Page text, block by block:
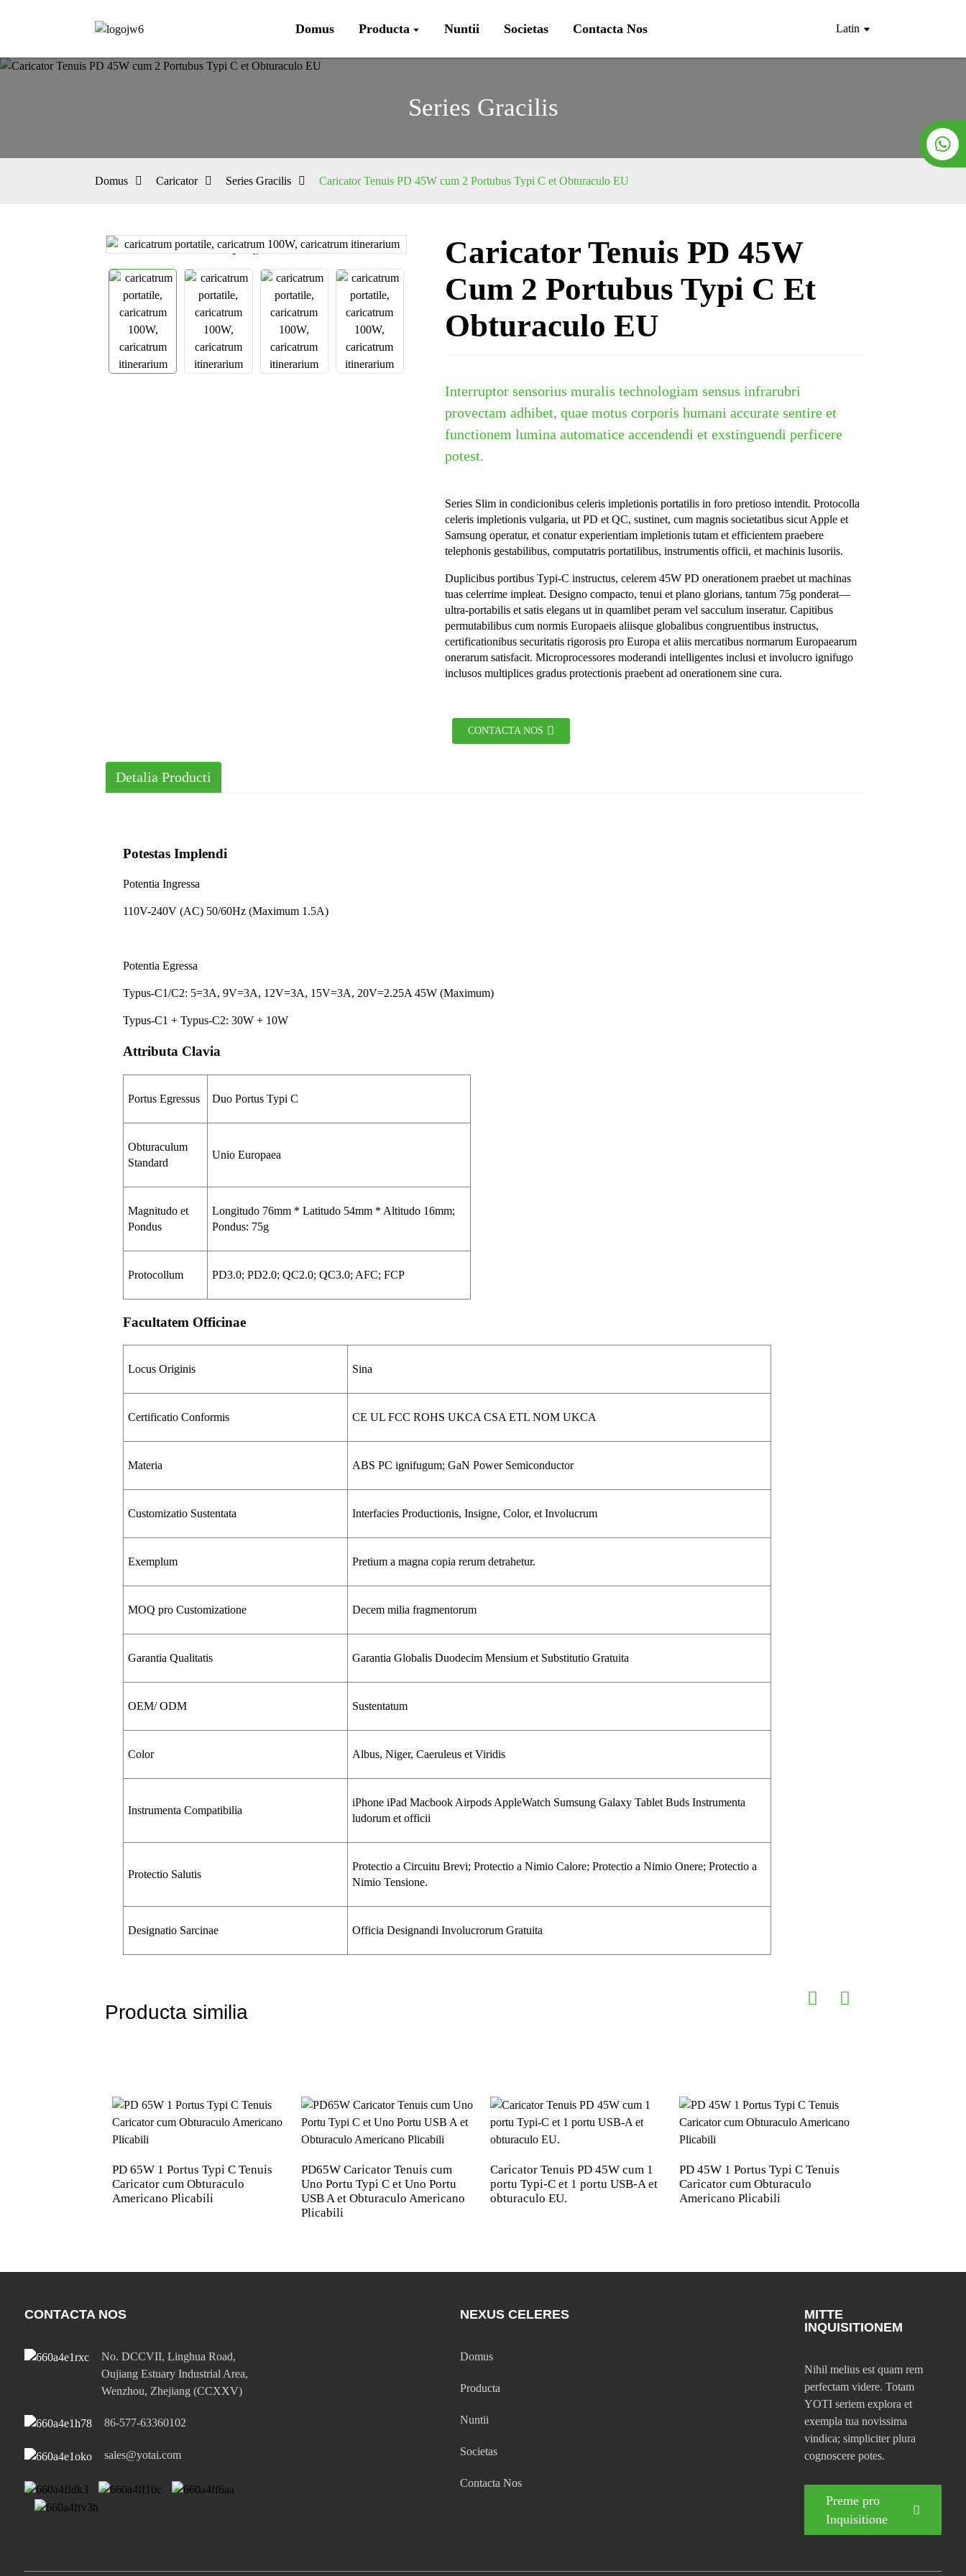
Domus Producta Nuntii Societas Contacta Nos Latin
Series Gracilis
Domus Caricator Series Gracilis Caricator Tenuis PD 45W cum 2 Portubus Typi C et Obturaculo EU
Loading...
Loading... Loading...
Loading...
Caricator Tenuis PD 45W
Cum 2 Portubus Typi C Et
Obturaculo EU
Interruptor sensorius muralis technologiam sensus infrarubri
provectam adhibet, quae motus corporis humani accurate sentire et
functionem lumina automatice accendendi et exstinguendi perficere
potest.
Series Slim in condicionibus celeris impletionis portatilis in foro pretioso intendit. Protocolla
celeris impletionis vulgaria, ut PD et QC, sustinet, cum magnis societatibus sicut Apple et
Samsung operatur, et conatur experientiam impletionis tutam et efficientem praebere
telephonis gestabilibus, computatris portatilibus, instrumentis officii, et machinis lusoriis.
Duplicibus portibus Typi-C instructus, celerem 45W PD onerationem praebet ut machinas
tuas celerrime impleat. Designo compacto, tenui et plano glorians, tantum 75g ponderat—
ultra-portabilis et satis elegans ut in quamlibet peram vel sacculum inseratur. Capitibus
permutabilibus cum normis Europaeis aliisque globalibus congruentibus instructus,
certificationibus securitatis rigorosis pro Europa et aliis mercatibus normarum Europaearum
onerarum satisfacit. Microprocessores moderandi intelligentes inclusi et involucro ignifugo
inclusos multiplices gradus protectionis praebent ad onerationem sine cura.
CONTACTA NOS
Detalia Producti
Potestas Implendi
Potentia Ingressa
110V-240V (AC) 50/60Hz (Maximum 1.5A)
Potentia Egressa
Typus-C1/C2: 5=3A, 9V=3A, 12V=3A, 15V=3A, 20V=2.25A 45W (Maximum)
Typus-C1 + Typus-C2: 30W + 10W
Attributa Clavia
Portus Egressus Duo Portus Typi C
Obturaculum
Standard
Unio Europaea
Magnitudo et
Pondus
Longitudo 76mm * Latitudo 54mm * Altitudo 16mm;
Pondus: 75g
Protocollum PD3.0; PD2.0; QC2.0; QC3.0; AFC; FCP
Facultatem Officinae
Locus Originis Sina
Certificatio Conformis CE UL FCC ROHS UKCA CSA ETL NOM UKCA
Materia ABS PC ignifugum; GaN Power Semiconductor
Customizatio Sustentata Interfacies Productionis, Insigne, Color, et Involucrum
Exemplum Pretium a magna copia rerum detrahetur.
MOQ pro Customizatione Decem milia fragmentorum
Garantia Qualitatis Garantia Globalis Duodecim Mensium et Substitutio Gratuita
OEM/ ODM Sustentatum
Color Albus, Niger, Caeruleus et Viridis
Instrumenta Compatibilia
iPhone iPad Macbook Airpods AppleWatch Sumsung Galaxy Tablet Buds Instrumenta
ludorum et officii
Protectio Salutis
Protectio a Circuitu Brevi; Protectio a Nimio Calore; Protectio a Nimio Onere; Protectio a
Nimio Tensione.
Designatio Sarcinae Officia Designandi Involucrorum Gratuita
Producta similia
PD 65W 1 Portus Typi C Tenuis
Caricator cum Obturaculo
Americano Plicabili
PD65W Caricator Tenuis cum
Uno Portu Typi C et Uno Portu
USB A et Obturaculo Americano
Plicabili
Caricator Tenuis PD 45W cum 1
portu Typi-C et 1 portu USB-A et
obturaculo EU.
PD 45W 1 Portus Typi C Tenuis
Caricator cum Obturaculo
Americano Plicabili
CONTACTA NOS
No. DCCVII, Linghua Road,
Oujiang Estuary Industrial Area,
Wenzhou, Zhejiang (CCXXV)
86-577-63360102
sales@yotai.com
NEXUS CELERES
Domus
Producta
Nuntii
Societas
Contacta Nos
MITTE
INQUISITIONEM
Nihil melius est quam rem
perfectam videre. Totam
YOTI seriem explora et
exempla tua novissima
vindica; simpliciter plura
cognoscere potes.
Preme pro
Inquisitione